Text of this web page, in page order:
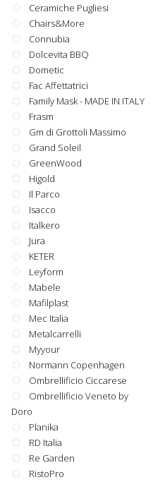
Ceramiche Pugliesi
Chairs&More
Connubia
Dolcevita BBQ
Dometic
Fac Affettatrici
Family Mask - MADE IN ITALY
Frasm
Gm di Grottoli Massimo
Grand Soleil
GreenWood
Higold
Il Parco
Isacco
Italkero
Jura
KETER
Leyform
Mabele
Mafilplast
Mec Italia
Metalcarrelli
Myyour
Normann Copenhagen
Ombrellificio Ciccarese
Ombrellificio Veneto by
Doro
Planika
RD Italia
Re Garden
RistoPro